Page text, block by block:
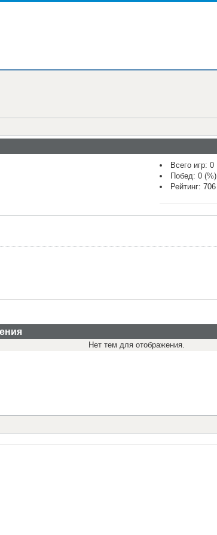
Всего игр: 0
Побед: 0 (%)
Рейтинг: 706
Нет тем для отображения.